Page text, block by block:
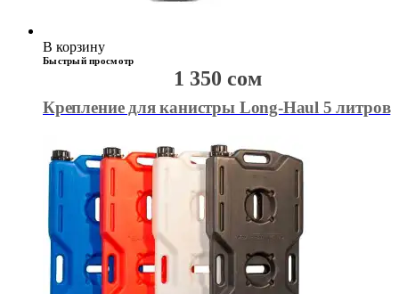
В корзину
Быстрый просмотр
Крепление для канистры Long-Haul 5 литров
1 350 сом